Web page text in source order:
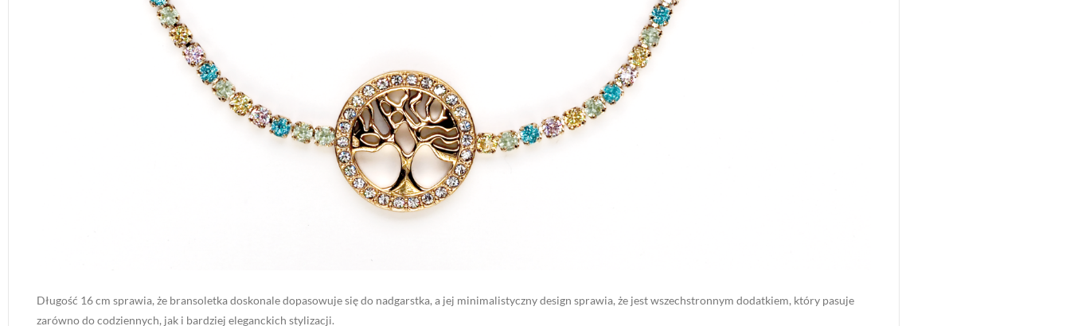
Długość 16 cm sprawia, że bransoletka doskonale dopasowuje się do nadgarstka, a jej minimalistyczny design sprawia, że jest wszechstronnym dodatkiem, który pasuje
zarówno do codziennych, jak i bardziej eleganckich stylizacji.